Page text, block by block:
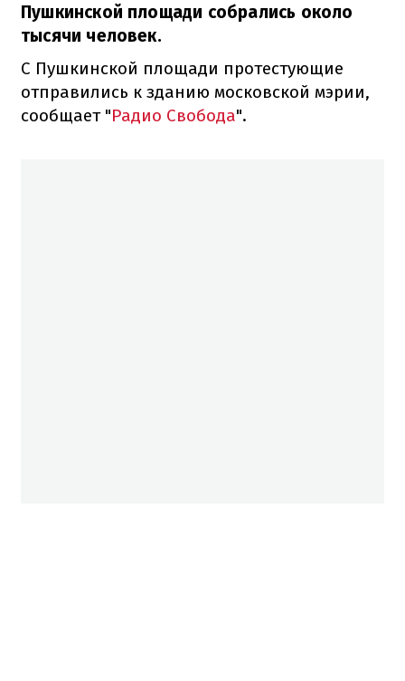
Пушкинской площади собрались около
тысячи человек.
С Пушкинской площади протестующие
отправились к зданию московской мэрии,
сообщает "Радио Свобода".